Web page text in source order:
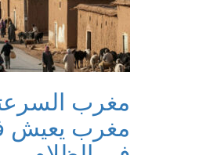
مغرب
مغرب يعيش